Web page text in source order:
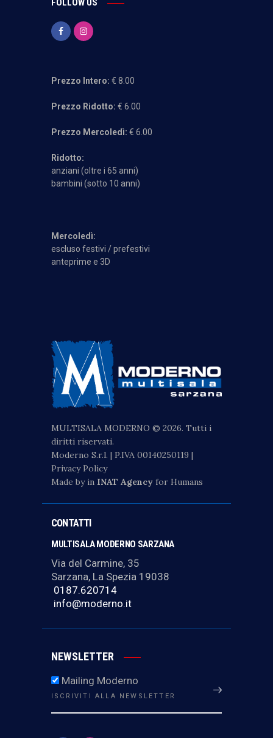
FOLLOW US
Prezzo Intero: € 8.00
Prezzo Ridotto: € 6.00
Prezzo Mercoledì: € 6.00
Ridotto:
anziani (oltre i 65 anni)
bambini (sotto 10 anni)
Mercoledì:
escluso festivi / prefestivi
anteprime e 3D
MULTISALA MODERNO © 2026. Tutti i
diritti riservati.
Moderno S.r.l. | P.IVA 00140250119 |
Privacy Policy
Made by in INAT Agency for Humans
CONTATTI
MULTISALA MODERNO SARZANA
Via del Carmine, 35
Sarzana, La Spezia 19038
0187.620714
info@moderno.it
NEWSLETTER
Mailing Moderno